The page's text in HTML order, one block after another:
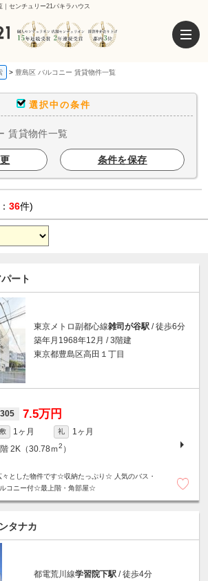
センチュリー21パキラハウス
豊島区 バルコニー 賃貸物件一覧
選択中の条件
賃貸物件一覧
条件を保存
36件)
ート
東京メトロ副都心線雑司が谷駅 / 徒歩6分
築年月1968年12月 / 3階建
東京都豊島区高田１丁目
305 7.5万円
敷 1ヶ月 礼
1ヶ月
2K（30.78ｍ2 ）
々とした物件です☆収納たっぷり☆ 人気のバス・
コニー付☆最上階・角部屋☆
タナカ
都電荒川線学習院下駅 / 徒歩4分